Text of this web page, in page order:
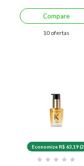
Compare
10 ofertas
Economize R$ 63,19
★ ★ ★ ★ ★